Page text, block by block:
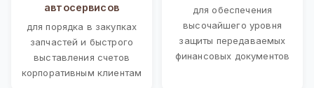
автосервисов
для порядка в закупках
запчастей и быстрого
выставления счетов
корпоративным клиентам
для обеспечения
высочайшего уровня
защиты передаваемых
финансовых документов